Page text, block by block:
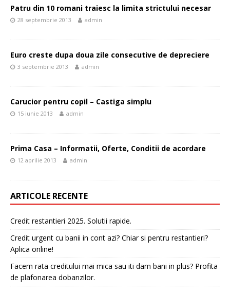
Patru din 10 romani traiesc la limita strictului necesar
28 septembrie 2013 admin
Euro creste dupa doua zile consecutive de depreciere
3 septembrie 2013 admin
Carucior pentru copil – Castiga simplu
15 iunie 2013 admin
Prima Casa – Informatii, Oferte, Conditii de acordare
12 aprilie 2013 admin
ARTICOLE RECENTE
Credit restantieri 2025. Solutii rapide.
Credit urgent cu banii in cont azi? Chiar si pentru restantieri?
Aplica online!
Facem rata creditului mai mica sau iti dam bani in plus? Profita
de plafonarea dobanzilor.